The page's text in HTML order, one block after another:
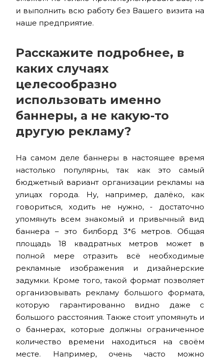
и выполнить всю работу без Вашего визита на
наше предприятие.
Расскажите подробнее, в
каких случаях
целесообразно
использовать именно
баннеры, а не какую-то
другую рекламу?
На самом деле баннеры в настоящее время
настолько популярны, так как это самый
бюджетный вариант организации рекламы на
улицах города. Ну, например, далёко, как
говориться, ходить не нужно, - достаточно
упомянуть всем знакомый и привычный вид
баннера – это билборд 3*6 метров. Общая
площадь 18 квадратных метров может в
полной мере отразить всё необходимые
рекламные изображения и дизайнерские
задумки. Кроме того, такой формат позволяет
организовывать рекламу большого формата,
которую гарантированно видно даже с
большого расстояния. Также стоит упомянуть и
о баннерах, которые должны ограниченное
количество времени находиться на своём
месте. Например, очень часто можно